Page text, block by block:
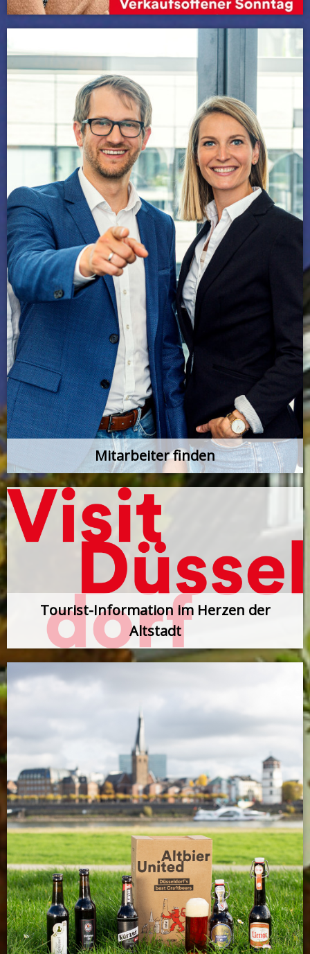
Mitarbeiter finden
Tourist-Information im Herzen der
Altstadt